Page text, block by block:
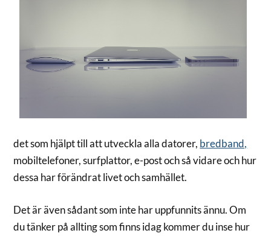
det som hjälpt till att utveckla alla datorer, bredband,
mobiltelefoner, surfplattor, e-post och så vidare och hur
dessa har förändrat livet och samhället.
Det är även sådant som inte har uppfunnits ännu. Om
du tänker på allting som finns idag kommer du inse hur